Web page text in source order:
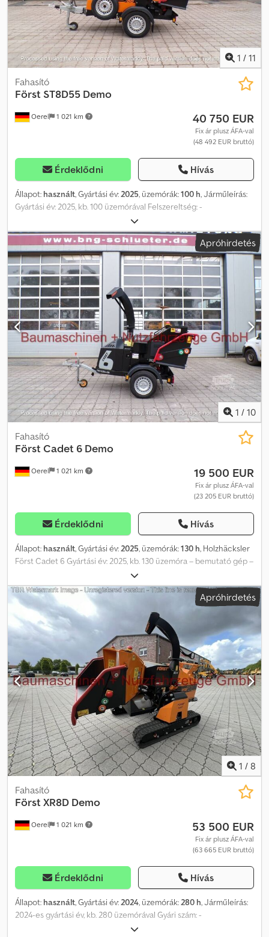
járművel az egyik legnagyobb tehergépjármű-kereskedő vagyunk
Németországban. Szállítunk Önnek a teljes Seppi M.
termékpalettát! Dcedpfx Aoznrvqontok A hibákért és az előzetes
értékesítésért nem vállalunk felelősséget! További információkért
forduljon Marius Herdenhez.
1 / 11
Oerel 1 021 km
Fahasító
Först ST8D55 Demo
40 750 EUR
Fix ár plusz ÁFA-val
(48 492 EUR bruttó)
Érdeklődni Hívás
Állapot: használt, Gyártási év:2025, üzemórák:100 h, Járműleírás:
Gyártási év: 2025, kb. 100 üzemórával Felszereltség: -
Behúzóhenger nyílása: 8” x 10” (200 x 255 mm) -
Behúzóhengerrendszer: FörstGrip behúzóhengerrendszer -
Lendkerékrendszer: Felül nyitott lendkerék 728 x 30 mm, kettős
kés 10” - Motor: 55 LE Doosan DPF dízelmotor - No Stress
rendszer: AutoIntelligence „No Stress” berendezés -
Behúzórendszer: Teljesen víz- és rezgésálló érintőpanelek -
Üzemanyagtartály kapacitása: kb. 35 liter - Zajszint: Lwa 122 dB -
Gép hossza: kb. 3.669 mm - Gép magassága (kidobóval): kb. 2.370
mm - Tömeg: kb. 1.450 kg - Tartalmazza a pótkerék Különleges
felszereltség igény szerint (pl. fénytorny) A termékképek csak
illusztrációs célokat szolgálnak, és eltérhetnek a tényleges
terméktől. Változtatások/jogi hibák/előzetes értékesítés jogát
fenntartjuk. = További információk = További információkért
vegye fel a kapcsolatot Jens Schlüterrel. Dcodpfx Aeuu A
Ecsntok
Apróhirdetés
1 / 10
Oerel 1 021 km
Fahasító
Först Cadet 6 Demo
19 500 EUR
Fix ár plusz ÁFA-val
(23 205 EUR bruttó)
Érdeklődni Hívás
Állapot: használt, Gyártási év:2025, üzemórák:130 h, Holzhäcksler
Först Cadet 6 Gyártási év: 2025, kb. 130 üzemóra – bemutató gép –
Felszereltség: - Behúzóhengerek nyílása: 6'' x 8'' (150 x 200mm)
Dsdpfexp Agpex Antock - Behúzóhengerrendszer: FörstGrip
behúzó rendszer - Lendkerékrendszer: Felül nyitott lendkerék,
640 x 25mm, dupla kés, 8'' - Motor: 23 LE, 2 hengeres Briggs &
Stratton benzinmotor - No Stress System: AutoIntelligence „No
Stress” berendezés - Behúzó rendszer: teljesen víz- és rezgésálló
érintőpanelek - Üzemanyagtank kapacitása: kb. 30 liter - Zajszint:
Lwa 118 dB - Gép hossza: kb. 3.100 mm - Gép magassága
(kidobóval): kb. 2.400 mm - Tömeg: kb. 745 kg - Fék: vonóerő nélküli,
kézifék nélküli kivitel Szállítás futárszolgálattal lehetséges, a
költségeket a vevőnek kell viselnie. A változtatás, tévedés vagy
közbenső értékesítés jogát fenntartjuk. = További információk =
További információért kérjük, vegye fel a kapcsolatot Jens
Schlüterrel.
Apróhirdetés
1 / 8
Oerel 1 021 km
Fahasító
Först XR8D Demo
53 500 EUR
Fix ár plusz ÁFA-val
(63 665 EUR bruttó)
Érdeklődni Hívás
Állapot: használt, Gyártási év:2024, üzemórák:280 h, Járműleírás:
2024-es gyártási év, kb. 280 üzemórával Gyári szám: -
SA9XR800000283553- Felszereltség: - Bevezető hengernyílás: 8” x